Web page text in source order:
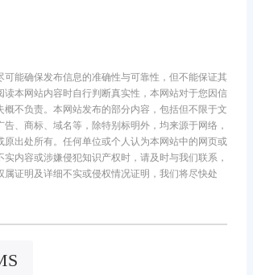
可能确保发布信息的准确性与可靠性，但不能保证其
读本网站内容时自行判断真实性，本网站对于您因信
概不负责。本网站发布的部分内容，包括但不限于文
告、商标、域名等，除特别标明外，均来源于网络，
原出处所有。任何单位或个人认为本网站中的网页或
实内容或涉嫌侵犯知识产权时，请及时与我们联系，
属证明及详细不实或侵权情况证明，我们将尽快处